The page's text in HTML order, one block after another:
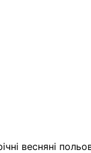
весняні